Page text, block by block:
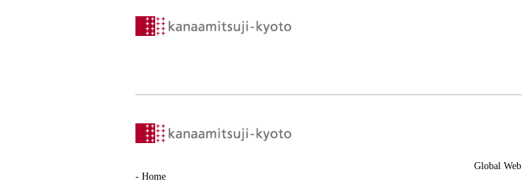
- Home
Global Web